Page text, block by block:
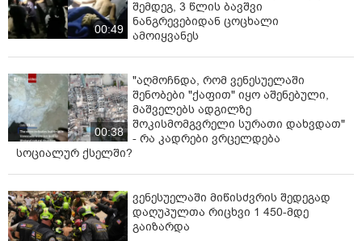
00:49
შემდეგ, 3 წლის ბავშვი
ნანგრევებიდან ცოცხალი
ამოიყვანეს
00:38
"აღმოჩნდა, რომ ვენესუელაში
შენობები "ქაფით" იყო აშენებული,
მაშველებს ადგილზე
შოკისმომგვრელი სურათი დახვდათ"
- რა კადრები ვრცელდება
სოციალურ ქსელში?
ვენესუელაში მიწისძვრის შედეგად
დაღუპულთა რიცხვი 1 450-მდე
გაიზარდა